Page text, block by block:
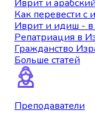
Иврит и
Как перевести с
Иврит и идиш - в
Репатриация в
Гражданство
Больше статей
Преподаватели